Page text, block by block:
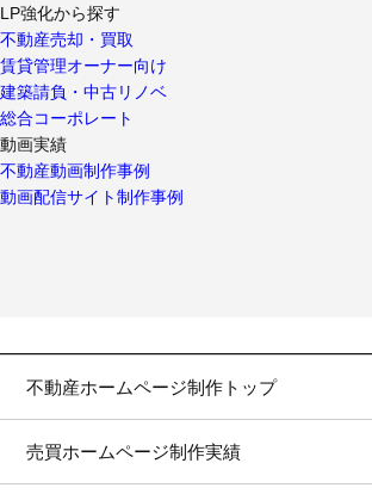
LP強化から探す
不動産売却・買取
賃貸管理オーナー向け
建築請負・中古リノベ
総合コーポレート
動画実績
不動産動画制作事例
動画配信サイト制作事例
不動産ホームページ制作トップ
売買ホームページ制作実績